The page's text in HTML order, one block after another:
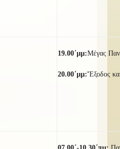
19.00΄μμ:Μέγας
20.00΄μμ:Ἔξοδος